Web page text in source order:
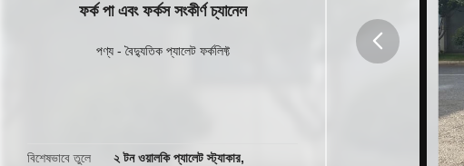
ফর্ক পা এবং ফর্কস সংকীর্ণ চ্যানেল
পণ্য-বৈদ্যুতিক প্যালেট ফর্কলিফ্ট
বিশেষভাবে তুলে
২ টন ওয়ালকি প্যালেট স্ট্যাকার,